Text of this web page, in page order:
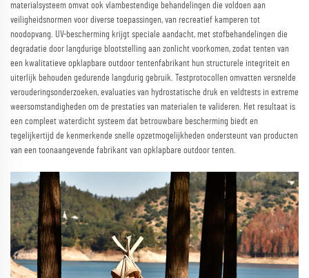
materialsysteem omvat ook vlambestendige behandelingen die voldoen aan
veiligheidsnormen voor diverse toepassingen, van recreatief kamperen tot
noodopvang. UV-bescherming krijgt speciale aandacht, met stofbehandelingen die
degradatie door langdurige blootstelling aan zonlicht voorkomen, zodat tenten van
een kwalitatieve opklapbare outdoor tentenfabrikant hun structurele integriteit en
uiterlijk behouden gedurende langdurig gebruik. Testprotocollen omvatten versnelde
verouderingsonderzoeken, evaluaties van hydrostatische druk en veldtests in extreme
weersomstandigheden om de prestaties van materialen te valideren. Het resultaat is
een compleet waterdicht systeem dat betrouwbare bescherming biedt en
tegelijkertijd de kenmerkende snelle opzetmogelijkheden ondersteunt van producten
van een toonaangevende fabrikant van opklapbare outdoor tenten.